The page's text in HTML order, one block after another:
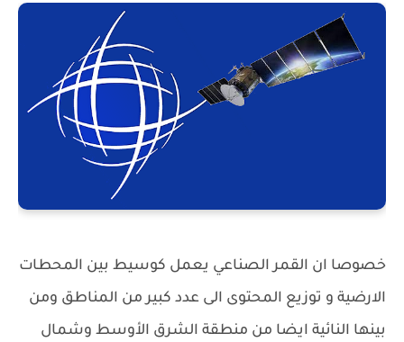
خصوصا ان القمر الصناعي يعمل كوسيط بين المحطات
الارضية و توزيع المحتوى الى عدد كبير من المناطق ومن
بينها النائية ايضا من منطقة الشرق الأوسط وشمال